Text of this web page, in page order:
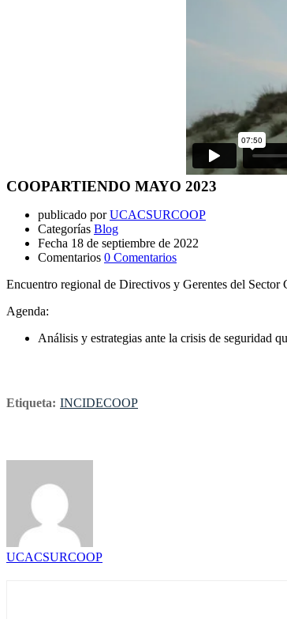
COOPARTIENDO MAYO 2023
publicado por UCACSURCOOP
Categorías Blog
Fecha 18 de septiembre de 2022
Comentarios 0 Comentarios
Encuentro regional de Directivos y Gerentes del
Agenda:
Análisis y estrategias ante la crisis de seguridad
Etiqueta: INCIDECOOP
UCACSURCOOP